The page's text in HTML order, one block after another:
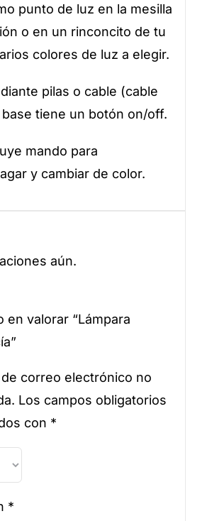
punto de luz en la mesilla
o en un rinconcito de tu
colores de luz a elegir.
pilas o cable (cable
tiene un botón on/off.
mando para
y cambiar de color.
aún.
en valorar “Lámpara
correo electrónico no
Los campos obligatorios
con *
*